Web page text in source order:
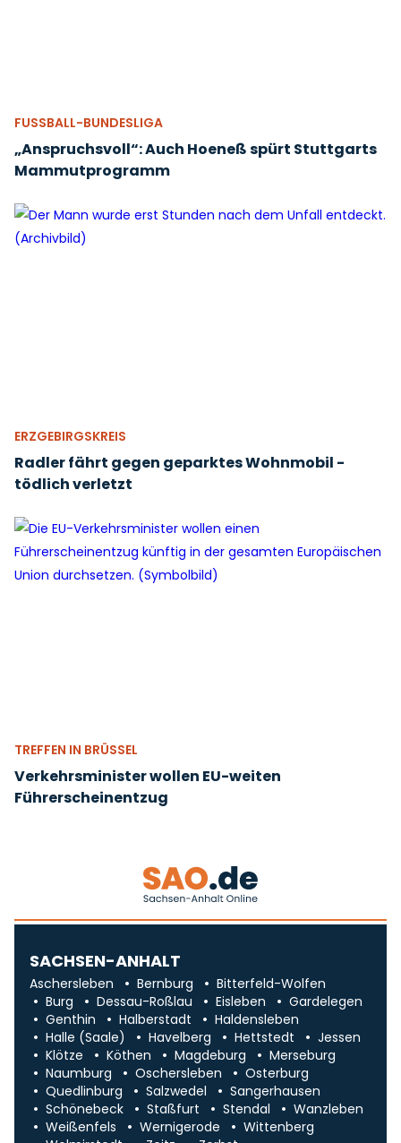
FUSSBALL-BUNDESLIGA
„Anspruchsvoll“: Auch Hoeneß spürt Stuttgarts
Mammutprogramm
ERZGEBIRGSKREIS
Radler fährt gegen geparktes Wohnmobil -
tödlich verletzt
TREFFEN IN BRÜSSEL
Verkehrsminister wollen EU-weiten
Führerscheinentzug
SACHSEN-ANHALT
Aschersleben Bernburg
Bitterfeld-Wolfen
Burg
Dessau-Roßlau Eisleben
Gardelegen
Genthin
Halberstadt
Haldensleben
Halle (Saale)
Havelberg Hettstedt
Jessen
Klötze
Köthen Magdeburg
Merseburg
Naumburg
Oschersleben
Osterburg
Quedlinburg
Salzwedel
Sangerhausen
Schönebeck
Staßfurt Stendal
Wanzleben
Weißenfels
Wernigerode
Wittenberg